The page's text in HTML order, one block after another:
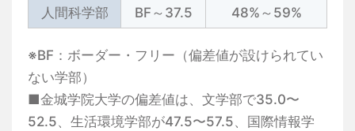
人間科学部
BF～37.5 48%～59%
※BF：ボーダー・フリー（偏差値が設けられてい
ない学部）
■金城学院大学の偏差値は、文学部で35.0〜
52.5、生活環境学部が47.5〜57.5、国際情報学